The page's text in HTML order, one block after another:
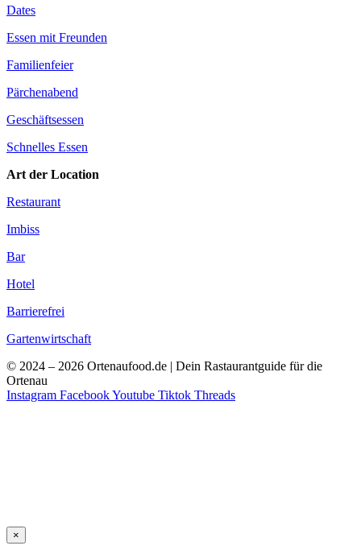
Dates
Essen mit Freunden
Familienfeier
Pärchenabend
Geschäftsessen
Schnelles Essen
Art der Location
Restaurant
Imbiss
Bar
Hotel
Barrierefrei
Gartenwirtschaft
© 2024 – 2026 Ortenaufood.de | Dein Rastaurantguide für die
Ortenau
Instagram FacebookYoutube Tiktok Threads
×